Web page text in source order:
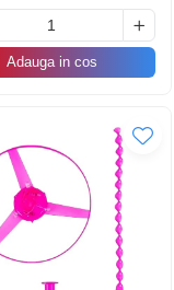
Adauga in cos